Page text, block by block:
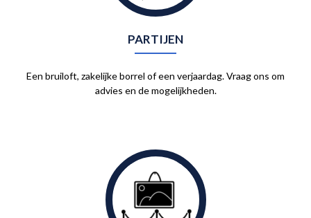
PARTIJEN
Een bruiloft, zakelijke borrel of een verjaardag. Vraag ons om
advies en de mogelijkheden.